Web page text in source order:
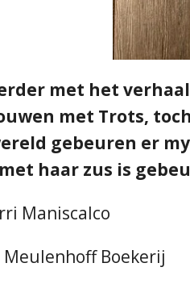
met het
met Trots,
gebeuren er
haar zus is
Maniscalco
Meulenhoff Boekerij